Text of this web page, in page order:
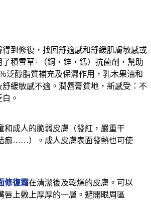
得到修復，找回舒適感和舒緩肌膚敏感或
積雪草+（銅，鋅，錳）抗菌劑，幫助
泛醇脂質補充及保濕作用，乳木果油和
緩敏感不適。潤唇膏質地，新感受：不
。
和成人的脆弱皮膚（發紅，嚴重干
痂……）。成人皮膚表面發熱也可使
修復霜在清潔後及乾燥的皮膚。可以
唇上敷上厚厚的一層。避開眼周區